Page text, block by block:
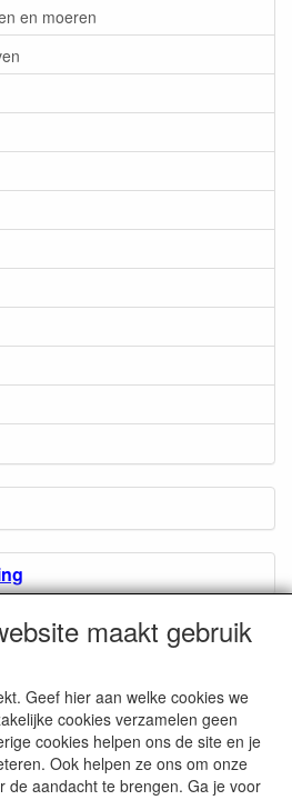
en moeren
maakt gebruik
Geef hier aan welke cookies we
cookies verzamelen geen
cookies helpen ons de site en je
Ook helpen ze ons om onze
de aandacht te brengen. Ga je voor